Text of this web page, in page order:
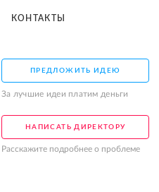
КОНТАКТЫ
ПРЕДЛОЖИТЬ ИДЕЮ
За лучшие идеи платим деньги
НАПИСАТЬ ДИРЕКТОРУ
Расскажите подробнее о проблеме